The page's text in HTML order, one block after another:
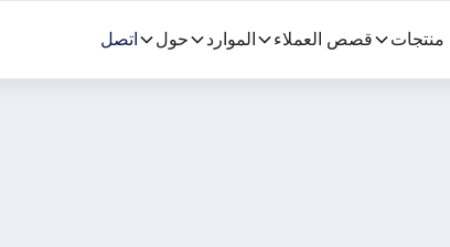
منتجات قصص العملاء الموارد حول اتصل